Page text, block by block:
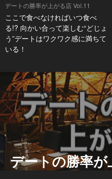
デートの勝率が上がる店 Vol.11
ここで食べなければいつ食べ
る!? 向かい合って楽しむ“どじょ
う”デートはワクワク感に満ちて
いる！
デートの勝率